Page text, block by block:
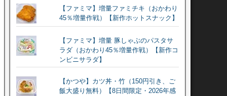
【ファミマ】増量ファミチキ（おかわり
45％増量作戦）【新作ホットスナック】
【ファミマ】増量 豚しゃぶのパスタサ
ラダ（おかわり45％増量作戦）【新作コ
ンビニサラダ】
【かつや】カツ丼・竹（150円引き、ご
飯大盛り無料）【8日間限定・2026年感